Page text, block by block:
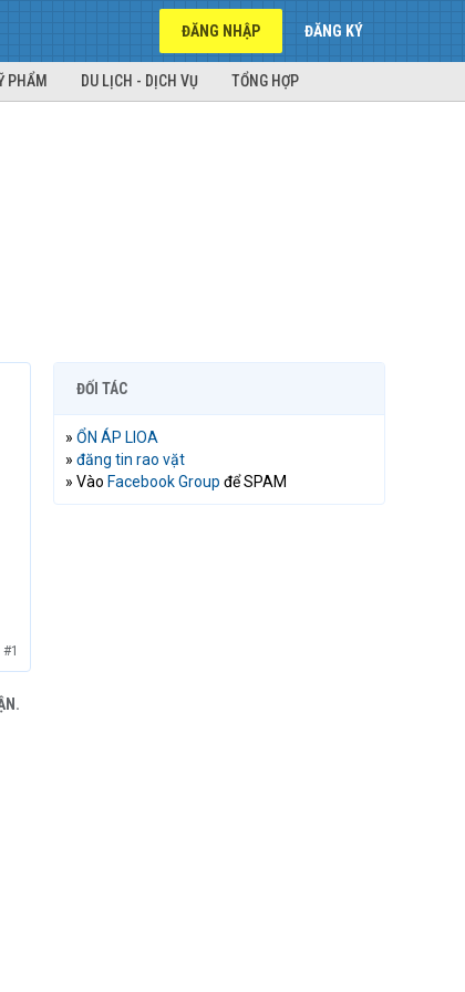
ĐĂNG NHẬP ĐĂNG KÝ
PHẨM DU LỊCH - DỊCH VỤ TỔNG HỢP
#1
ĐỐI TÁC
» ỔN ÁP LIOA
» đăng tin rao vặt
» Vào Facebook Group để SPAM